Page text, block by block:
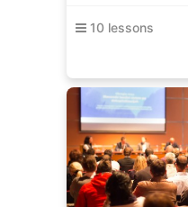
10 lessons